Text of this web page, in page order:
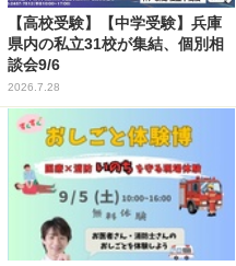
【高校受験】【中学受験】兵庫
県内の私立31校が集結、個別相
談会9/6
2026.7.28